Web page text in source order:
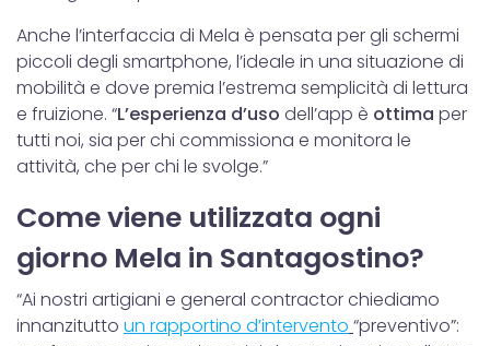
Anche l’interfaccia di Mela è pensata per gli schermi
piccoli degli smartphone, l’ideale in una situazione di
mobilità e dove premia l’estrema semplicità di lettura
e fruizione. “L’esperienza d’uso dell’app è ottima per
tutti noi, sia per chi commissiona e monitora le
attività, che per chi le svolge.”
Come viene utilizzata ogni
giorno Mela in Santagostino?
“Ai nostri artigiani e general contractor chiediamo
innanzitutto un rapportino d’intervento “preventivo”: